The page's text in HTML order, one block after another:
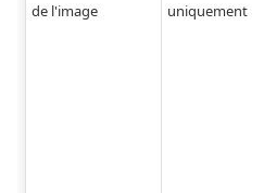
de l'image
uniquement